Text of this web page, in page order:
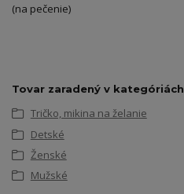
(na pečenie)
Tovar zaradený v kategóriách
Tričko, mikina na želanie
Detské
Ženské
Mužské